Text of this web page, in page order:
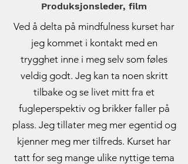
Produksjonsleder, film
Ved å delta på mindfulness kurset har
jeg kommet i kontakt med en
trygghet inne i meg selv som føles
veldig godt. Jeg kan ta noen skritt
tilbake og se livet mitt fra et
fugleperspektiv og brikker faller på
plass. Jeg tillater meg mer egentid og
kjenner meg mer tilfreds. Kurset har
tatt for seg mange ulike nyttige tema